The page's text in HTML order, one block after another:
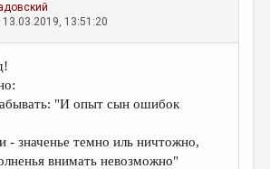
13:51:20
"И опыт сын ошибок
- значенье темно иль ничтожно,
внимать невозможно"